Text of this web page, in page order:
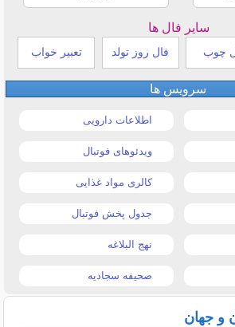
سایر فال ها
چوب فال روز تولد تعبیر خواب
سرویس ها
اطلاعات دارویی
ویدئوهای فوتبال
کالری مواد غذایی
جدول پخش فوتبال
نهج البلاغه
صحیفه سجادیه
و جهان